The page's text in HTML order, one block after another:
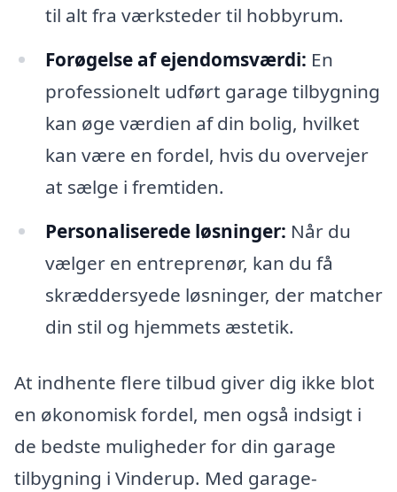
til alt fra værksteder til hobbyrum.
Forøgelse af ejendomsværdi: En
professionelt udført garage tilbygning
kan øge værdien af din bolig, hvilket
kan være en fordel, hvis du overvejer
at sælge i fremtiden.
Personaliserede løsninger: Når du
vælger en entreprenør, kan du få
skræddersyede løsninger, der matcher
din stil og hjemmets æstetik.
At indhente flere tilbud giver dig ikke blot
en økonomisk fordel, men også indsigt i
de bedste muligheder for din garage
tilbygning i Vinderup. Med garage-